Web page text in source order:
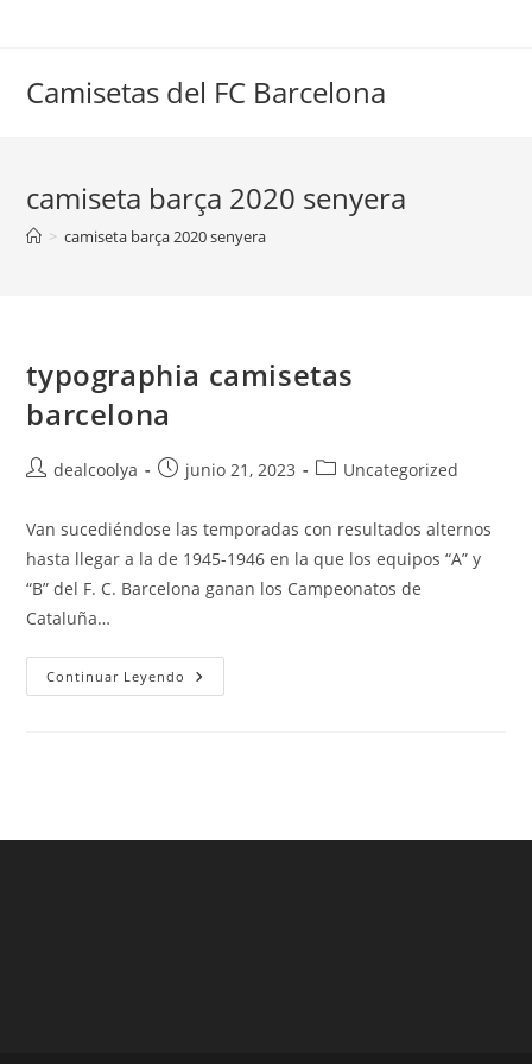
Camisetas del FC Barcelona
camiseta barça 2020 senyera
> camiseta barça 2020 senyera
typographia camisetas
barcelona
Autor
la
entrada:
dealcoolya
Publicación
entrada:
junio 21, 2023
Categoría
entrada:
Uncategorized
Van sucediéndose las temporadas con resultados alternos
hasta llegar a la de 1945-1946 en la que los equipos “A” y
“B” del F. C. Barcelona ganan los Campeonatos de
Cataluña…
Continuar Leyendo Typographia
Camisetas